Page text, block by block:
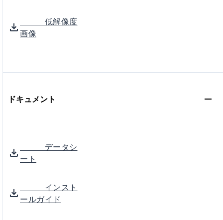
低解像度
画像
ドキュメント
データシ
ート
インスト
ールガイド